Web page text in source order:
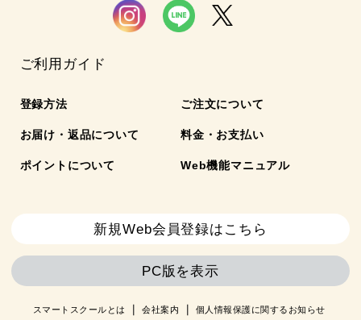
ご利用ガイド
登録方法 ご注文について
お届け・返品について 料金・お支払い
ポイントについて Web機能マニュアル
新規Web会員登録はこちら
PC版を表示
スマートスクールとは 会社案内 個人情報保護に関するお知らせ